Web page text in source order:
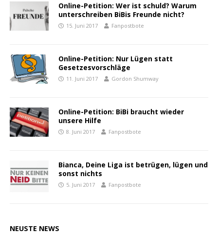
Online-Petition: Wer ist schuld? Warum
unterschreiben BiBis Freunde nicht?
15. Juni 2017 Fanpostbote
Online-Petition: Nur Lügen statt
Gesetzesvorschläge
11. Juni 2017 Gordon Shumway
Online-Petition: BiBi braucht wieder
unsere Hilfe
8. Juni 2017 Fanpostbote
Bianca, Deine Liga ist betrügen, lügen und
sonst nichts
5. Juni 2017 Fanpostbote
NEUSTE NEWS